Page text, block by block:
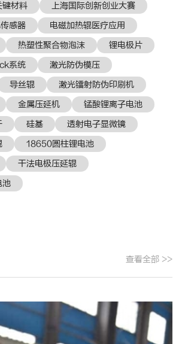
键材料
上海国际创新创业大赛
感器
电磁加热辊医疗应用
热塑性聚合物泡沫
锂电极片
系统
激光防伪模压
导丝辊
激光镭射防伪印刷机
金属压延机
锰酸锂离子电池
硅基
透射电子显微镜
18650圆柱锂电池
干法电极压延辊
池
查看全部 >>